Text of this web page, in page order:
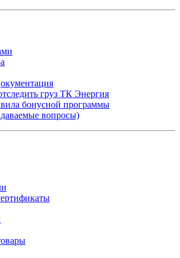
груз ТК Энергия
бонусной программы
вопросы)